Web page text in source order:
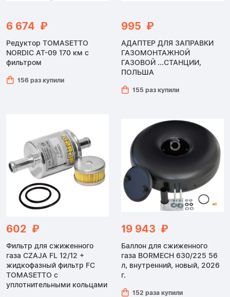
6 674 ₽
Редуктор TOMASETTO
NORDIC AT-09 170 км с
фильтром
156 раз купили
995 ₽
АДАПТЕР ДЛЯ ЗАПРАВКИ
ГАЗОМОНТАЖНОЙ
ГАЗОВОЙ ...СТАНЦИИ,
ПОЛЬША
155 раз купили
602 ₽
Фильтр для сжиженного
газа CZAJA FL 12/12 +
жидкофазный фильтр FC
TOMASETTO с
уплотнительными кольцами
19 943 ₽
Баллон для сжиженного
газа BORMECH 630/225 56
л, внутренний, новый, 2026
г.
152 раза купили